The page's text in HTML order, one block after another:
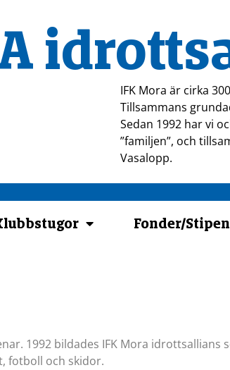
IFK Mora är cirka
Tillsammans
Sedan 1992 har vi
”familjen”, och
Vasalopp.
Fonder/
1992 bildades IFK Mora idrottsallians
fotboll och skidor.